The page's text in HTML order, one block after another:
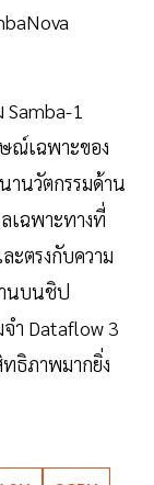
1
ณ์เฉพาะของ
านวัตกรรมด้าน
เฉพาะทางที่
ะตรงกับความ
นบนชิป
ำ Dataflow 3
ธิภาพมากยิ่ง